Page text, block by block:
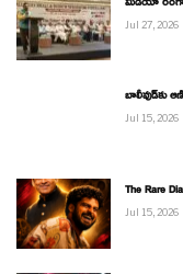
మీడియా
Jul 27, 2026
బాలీవుడ్‌కు
Jul 15, 2026
The Rare
Jul 15, 2026